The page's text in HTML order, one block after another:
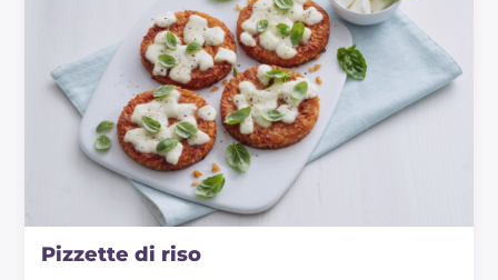
Pizzette di riso